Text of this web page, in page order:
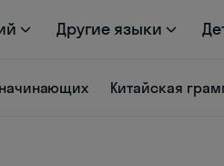
Другие языки
Китайская